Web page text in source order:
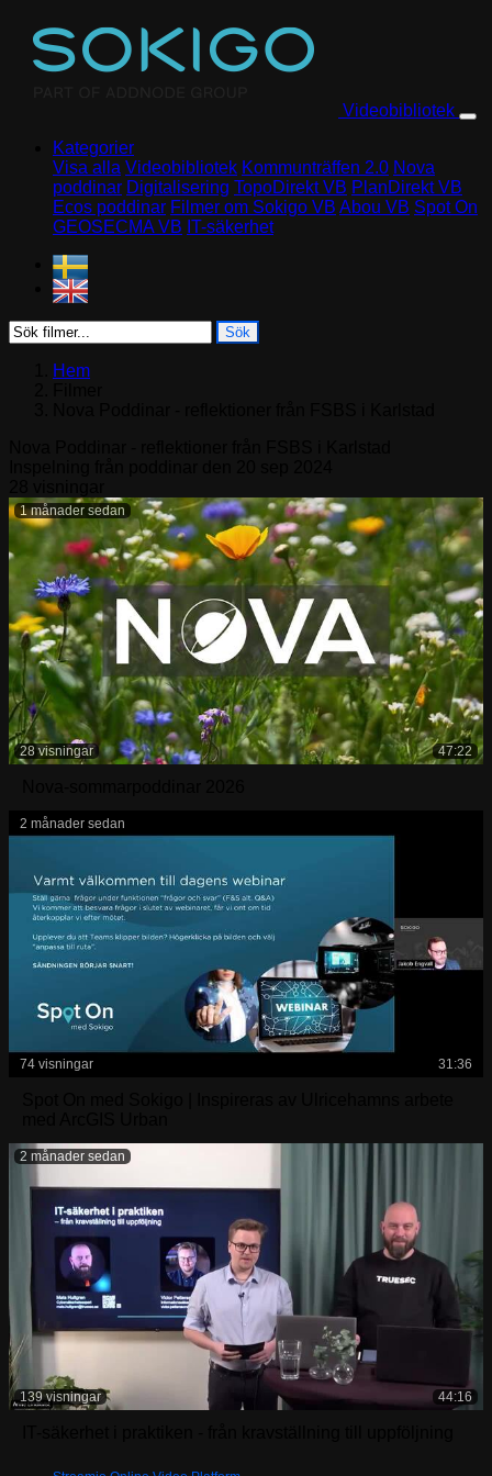
Videobibliotek
Kategorier
Visa alla Videobibliotek Kommunträffen 2.0 Nova
poddinar Digitalisering TopoDirekt VB PlanDirekt VB
Ecos poddinar Filmer om Sokigo VB Abou VB Spot On
GEOSECMA VB IT-säkerhet
Sök
Hem
47:22
28 visningar
1 månader sedan
31:36
74 visningar
2 månader sedan
44:16
139 visningar
2 månader sedan